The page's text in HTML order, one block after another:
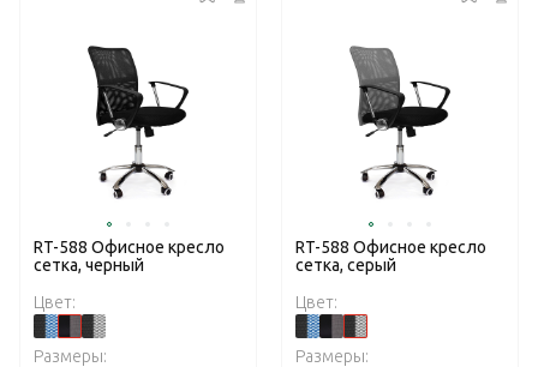
RT-588 Офисное кресло
сетка, черный
Цвет:
Размеры:
RT-588 Офисное кресло
сетка, серый
Цвет:
Размеры: